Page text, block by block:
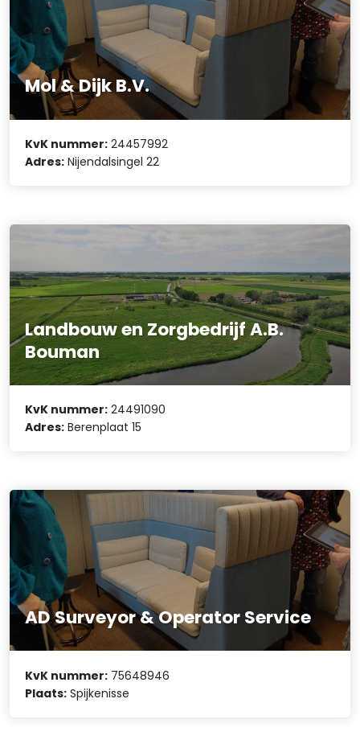
Mol & Dijk B.V.
KvK nummer: 24457992
Adres: Nijendalsingel 22
Landbouw en Zorgbedrijf A.B.
Bouman
KvK nummer: 24491090
Adres: Berenplaat 15
AD Surveyor & Operator Service
KvK nummer: 75648946
Plaats: Spijkenisse